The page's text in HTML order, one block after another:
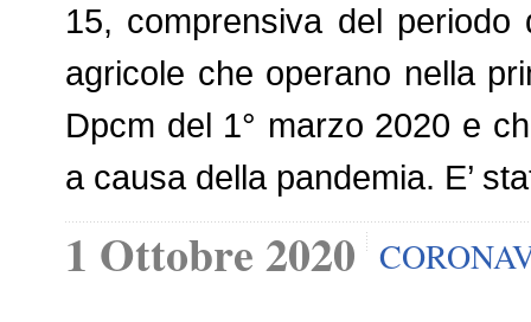
15, comprensiva del
agricole che operano nella
Dpcm del 1° marzo 2020 e
a causa della pandemia. E’
1 Ottobre 2020